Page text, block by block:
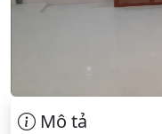
Mô tả